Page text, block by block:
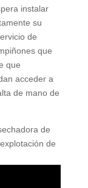
instalar
su
de
que
que
acceder a
de mano de
de
de